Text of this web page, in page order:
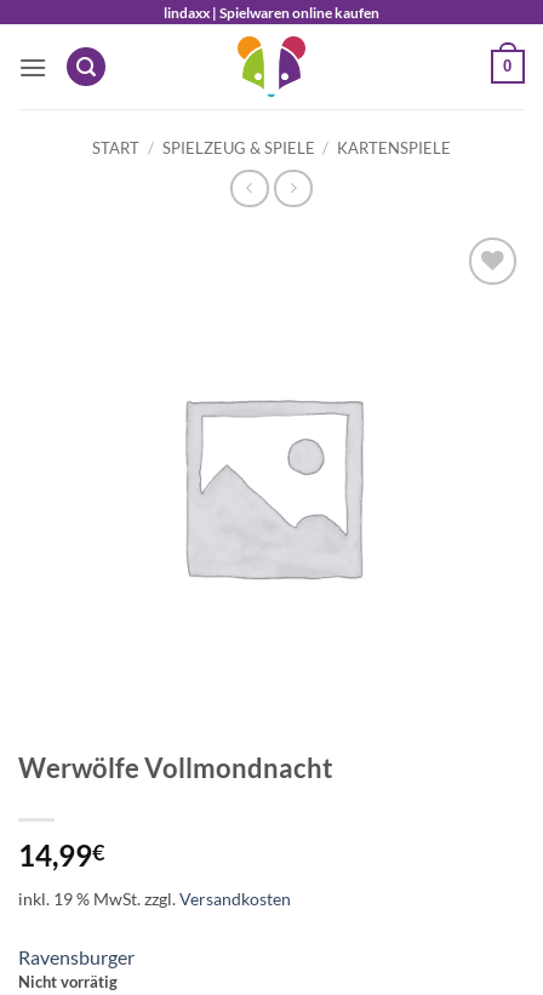
springen
lindaxx | Spielwaren online kaufen
0
START / SPIELZEUG & SPIELE / KARTENSPIELE
Werwölfe Vollmondnacht
14,99€
inkl. 19 % MwSt.zzgl.Versandkosten
Ravensburger
Nicht vorrätig